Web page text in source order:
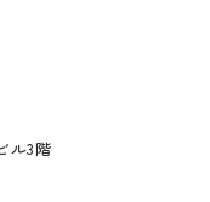
ル3階